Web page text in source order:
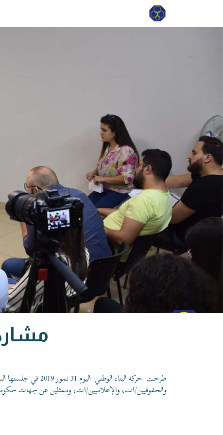
طرحت حركة البناء الوطني اليوم 31 تموز 2019 في جلستها السادسة من جلسات برنامج
والحقوقيين/ات، والإعلاميين/ات، وممثلين عن جهات